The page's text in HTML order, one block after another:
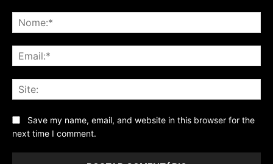
Save my name, email, and website in this browser for the
next time I comment.